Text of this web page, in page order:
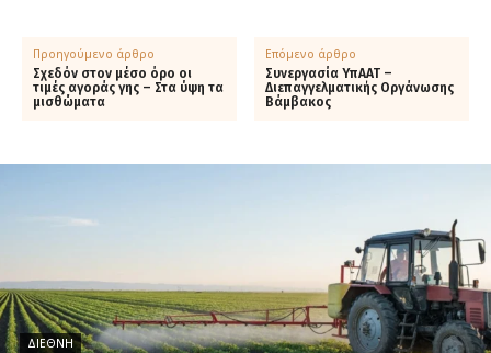
Προηγούμενο άρθρο
Σχεδόν στον μέσο όρο οι
τιμές αγοράς γης – Στα ύψη τα
μισθώματα
Επόμενο άρθρο
Συνεργασία ΥπΑΑΤ –
Διεπαγγελματικής Οργάνωσης
Βάμβακος
ΔΙΕΘΝΉ